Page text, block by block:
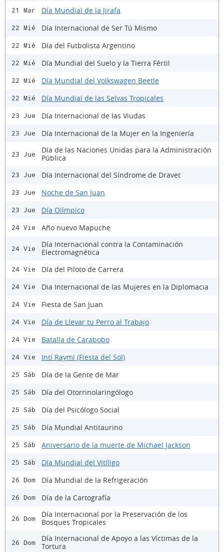
21 Mar Día Mundial de la Jirafa
22 Mié Día Internacional de Ser Tú Mismo
22 Mié Día del Futbolista Argentino
22 Mié Día Mundial del Suelo y la Tierra Fértil
22 Mié Día Mundial del Volkswagen Beetle
22 Mié Día Mundial de las Selvas Tropicales
23 Jue Día Internacional de las Viudas
23 Jue Día Internacional de la Mujer en la Ingeniería
23 Jue
Día de las Naciones Unidas para la Administración
Pública
23 Jue Día Internacional del Síndrome de Dravet
23 Jue Noche de San Juan
23 Jue Día Olímpico
24 Vie Año nuevo Mapuche
24 Vie
Día Internacional contra la Contaminación
Electromagnética
24 Vie Día del Piloto de Carrera
24 Vie Dia Internacional de las Mujeres en la Diplomacia
24 Vie Fiesta de San Juan
24 Vie Día de Llevar tu Perro al Trabajo
24 Vie Batalla de Carabobo
24 Vie Inti Raymi (Fiesta del Sol)
25 Sáb Día de la Gente de Mar
25 Sáb Día del Otorrinolaringólogo
25 Sáb Día del Psicólogo Social
25 Sáb Día Mundial Antitaurino
25 Sáb Aniversario de la muerte de Michael Jackson
25 Sáb Día Mundial del Vitíligo
26 Dom Día Mundial de la Refrigeración
26 Dom Día de la Cartografía
26 Dom
Día Internacional por la Preservación de los
Bosques Tropicales
26 Dom
Día Internacional de Apoyo a las Víctimas de la
Tortura